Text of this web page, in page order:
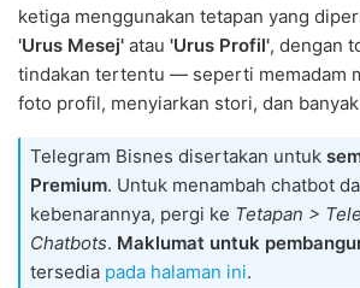
ketiga menggunakan tetapan yang
'Urus Mesej' atau 'Urus Profil', dengan
tindakan tertentu — seperti memadam
foto profil, menyiarkan stori, dan
Telegram Bisnes disertakan untuk
Premium. Untuk menambah chatbot
kebenarannya, pergi ke Tetapan >
Chatbots. Maklumat untuk
tersedia pada halaman ini.